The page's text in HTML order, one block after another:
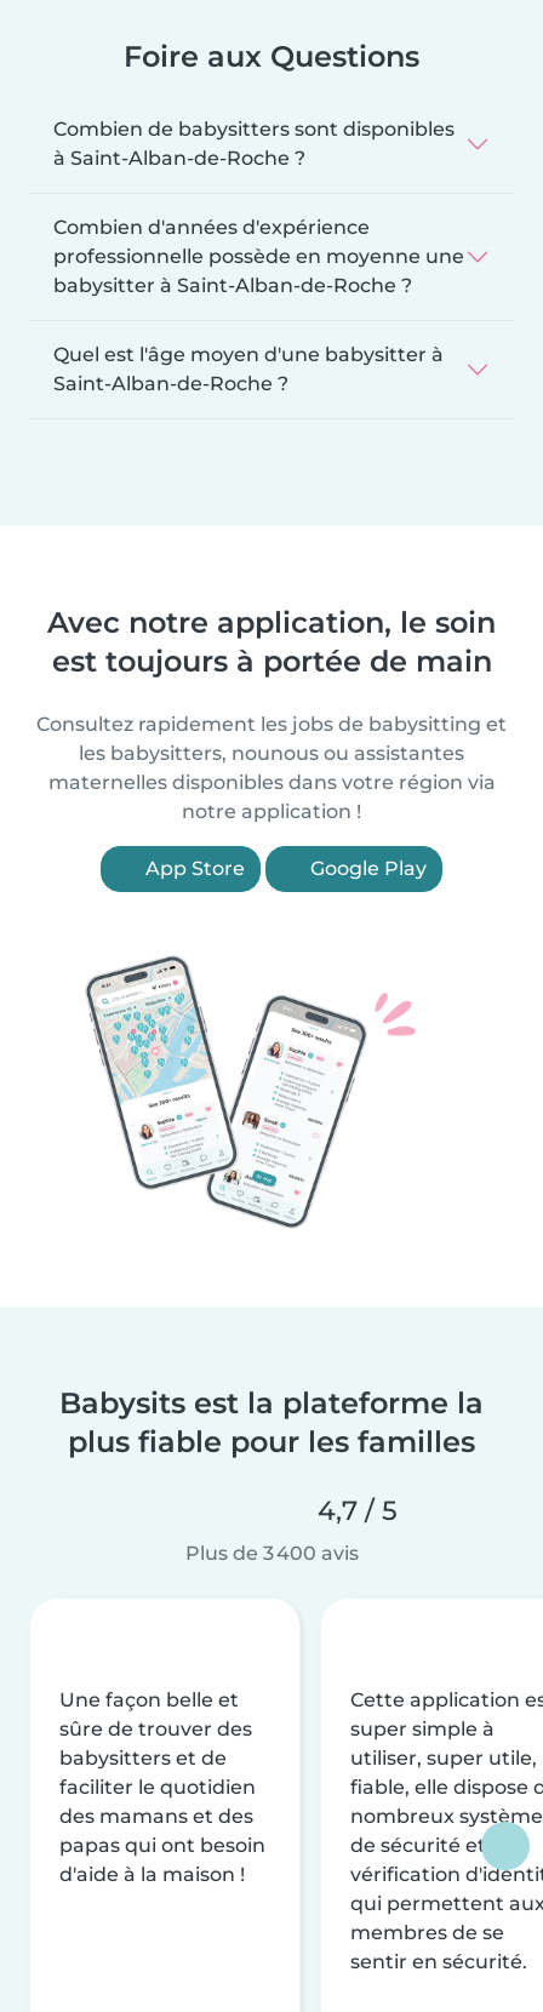
Foire aux Questions
Combien de babysitters sont disponibles
à Saint-Alban-de-Roche ?
Combien d'années d'expérience
professionnelle possède en moyenne une
babysitter à Saint-Alban-de-Roche ?
Quel est l'âge moyen d'une babysitter à
Saint-Alban-de-Roche ?
Avec notre application, le soin
est toujours à portée de main
Consultez rapidement les jobs de babysitting et
les babysitters, nounous ou assistantes
maternelles disponibles dans votre région via
notre application !
App Store Google Play
Babysits est la plateforme la
plus fiable pour les familles
4,7 / 5
Plus de 3 400 avis
Une façon belle et
sûre de trouver des
babysitters et de
faciliter le quotidien
des mamans et des
papas qui ont besoin
d'aide à la maison !
Cette application
super simple à
utiliser, super utile,
fiable, elle dispose
nombreux
de sécurité et de
vérification
qui permettent
membres de se
sentir en sécurité.